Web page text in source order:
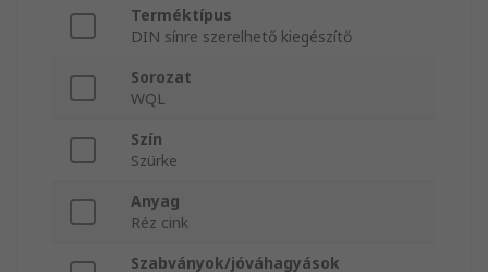
Terméktípus
DIN sínre szerelhető kiegészítő
Sorozat
WQL
Szín
Szürke
Anyag
Réz cink
Szabványok/jóváhagyások